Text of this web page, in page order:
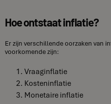
Hoe ontstaat inflatie?
Er zijn verschillende oorzaken van
voorkomende zijn:
Vraaginflatie
Kosteninflatie
Monetaire inflatie